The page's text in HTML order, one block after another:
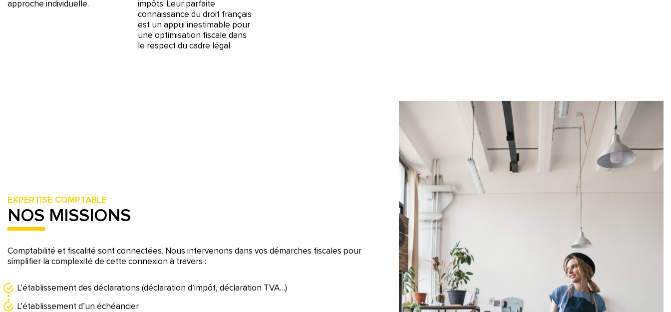
approche individuelle.
impôts. Leur parfaite
connaissance du droit français
est un appui inestimable pour
une optimisation fiscale dans
le respect du cadre légal.
EXPERTISE COMPTABLE
NOS MISSIONS
Comptabilité et fiscalité sont connectées. Nous intervenons dans vos démarches fiscales pour
simplifier la complexité de cette connexion à travers :
L’établissement des déclarations (déclaration d’impôt, déclaration TVA…)
L’établissement d’un échéancier